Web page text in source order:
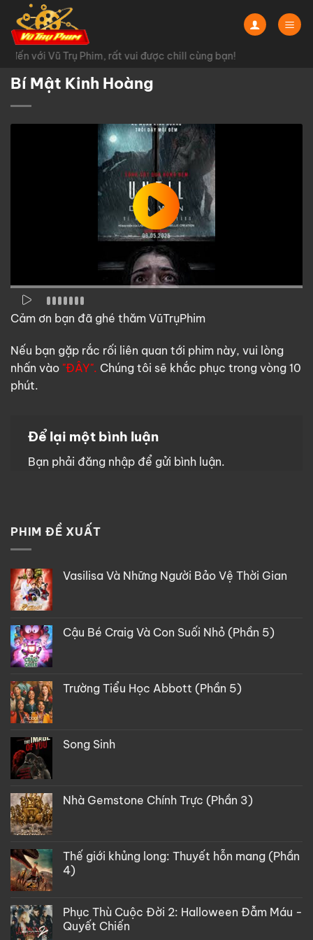
Chuyển
đến
nội
dung
đến với Vũ Trụ Phim, rất vui được chill cùng bạn!
Bí Mật Kinh Hoàng
Cảm ơn bạn đã ghé thăm VũTrụPhim
Nếu bạn gặp rắc rối liên quan tới phim này, vui lòng
nhấn vào "ĐÂY". Chúng tôi sẽ khắc phục trong vòng 10
phút.
Để lại một bình luận
Bạn phải đăng nhập để gửi bình luận.
PHIM ĐỀ XUẤT
Vasilisa Và Những Người Bảo Vệ Thời Gian
Cậu Bé Craig Và Con Suối Nhỏ (Phần 5)
Trường Tiểu Học Abbott (Phần 5)
Song Sinh
Nhà Gemstone Chính Trực (Phần 3)
Thế giới khủng long: Thuyết hỗn mang (Phần
4)
Phục Thù Cuộc Đời 2: Halloween Đẫm Máu -
Quyết Chiến